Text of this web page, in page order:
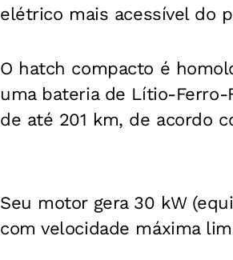
elétrico mais acessível do
O hatch compacto é
uma bateria de Lítio-Ferro-
de até 201 km, de acordo
Seu motor gera 30 kW
com velocidade máxima